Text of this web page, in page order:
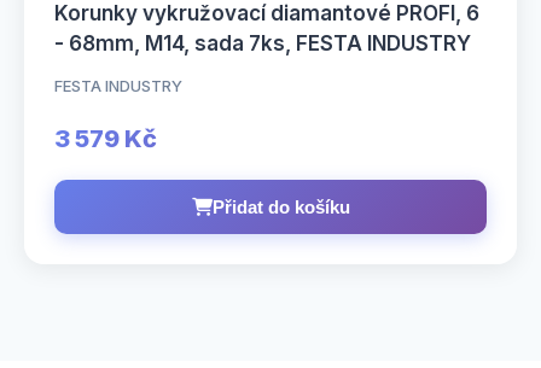
Korunky vykružovací diamantové PROFI, 6
- 68mm, M14, sada 7ks, FESTA INDUSTRY
FESTA INDUSTRY
3 579 Kč
Přidat do košíku